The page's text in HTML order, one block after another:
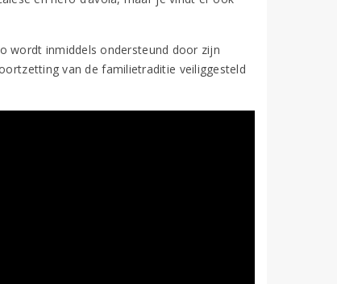
wordt inmiddels ondersteund door zijn
van de familietraditie veiliggesteld